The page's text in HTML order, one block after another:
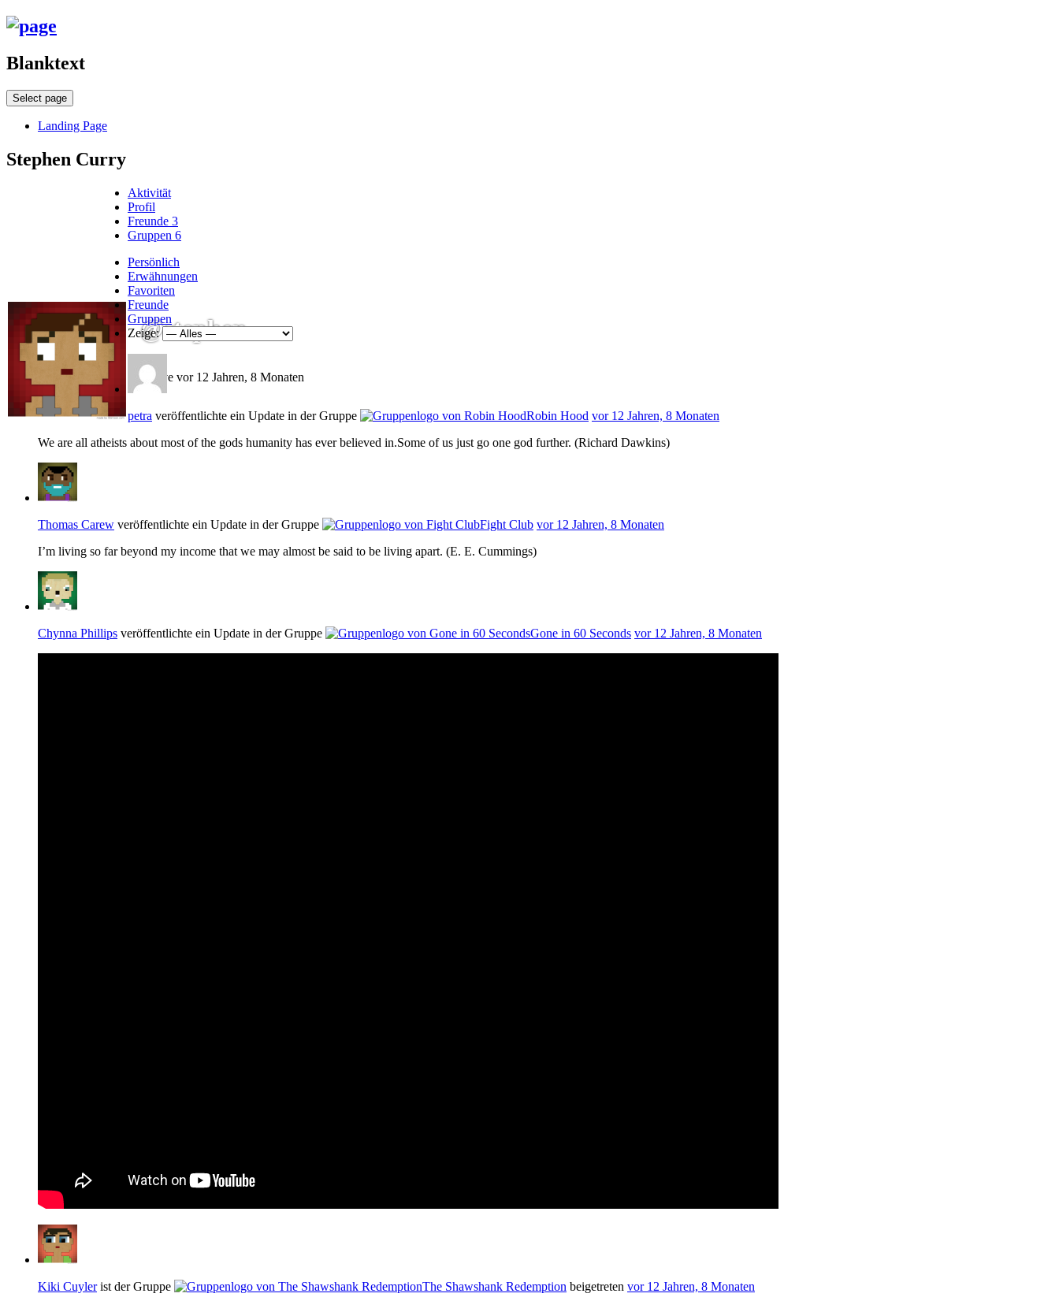
Blanktext
Select page
Landing Page
Stephen Curry
@stephen
Active vor 12 Jahren, 8 Monaten
Aktivität
Profil
Freunde 3
Gruppen 6
Persönlich
Erwähnungen
Favoriten
Freunde
Gruppen
Zeige:
petra veröffentlichte ein Update in der Gruppe Robin Hood vor 12 Jahren, 8 Monaten
We are all atheists about most of the gods humanity has ever believed in.Some of us just go one god further. (Richard Dawkins)
Thomas Carew veröffentlichte ein Update in der Gruppe Fight Club vor 12 Jahren, 8 Monaten
I’m living so far beyond my income that we may almost be said to be living apart. (E. E. Cummings)
Chynna Phillips veröffentlichte ein Update in der Gruppe Gone in 60 Seconds vor 12 Jahren, 8 Monaten
Kiki Cuylerist der Gruppe The Shawshank Redemption beigetreten vor 12 Jahren, 8 Monaten